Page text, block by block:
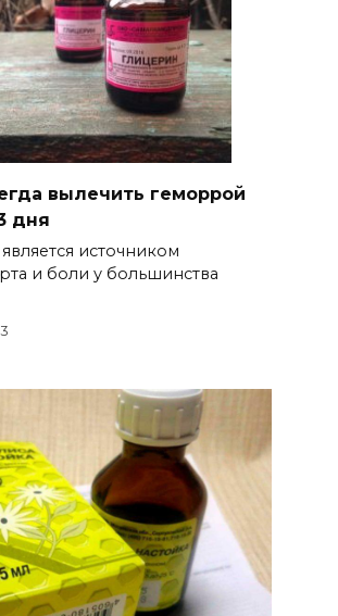
вылечить геморрой
дня
источником
и боли у большинства